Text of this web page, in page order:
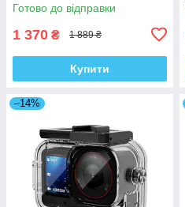
Готово до відправки
1 370 ₴ 1 889 ₴
Купити
–14%